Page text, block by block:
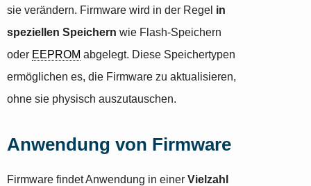
sie verändern. Firmware wird in der Regel in
speziellen Speichern wie Flash-Speichern
oder EEPROM abgelegt. Diese Speichertypen
ermöglichen es, die Firmware zu aktualisieren,
ohne sie physisch auszutauschen.
Anwendung von Firmware
Firmware findet Anwendung in einer Vielzahl